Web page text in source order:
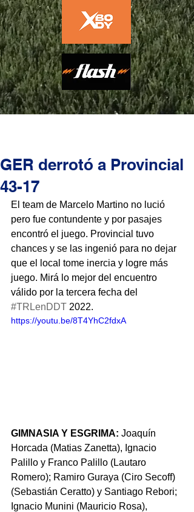
GER derrotó a Provincial
43-17
El team de Marcelo Martino no lució
pero fue contundente y por pasajes
encontró el juego. Provincial tuvo
chances y se las ingenió para no dejar
que el local tome inercia y logre más
juego. Mirá lo mejor del encuentro
válido por la tercera fecha del
#TRLenDDT 2022.
https://youtu.be/8T4YhC2fdxA
GIMNASIA Y ESGRIMA: Joaquín
Horcada (Matias Zanetta), Ignacio
Palillo y Franco Palillo (Lautaro
Romero); Ramiro Guraya (Ciro Secoff)
(Sebastián Ceratto) y Santiago Rebori;
Ignacio Munini (Mauricio Rosa),